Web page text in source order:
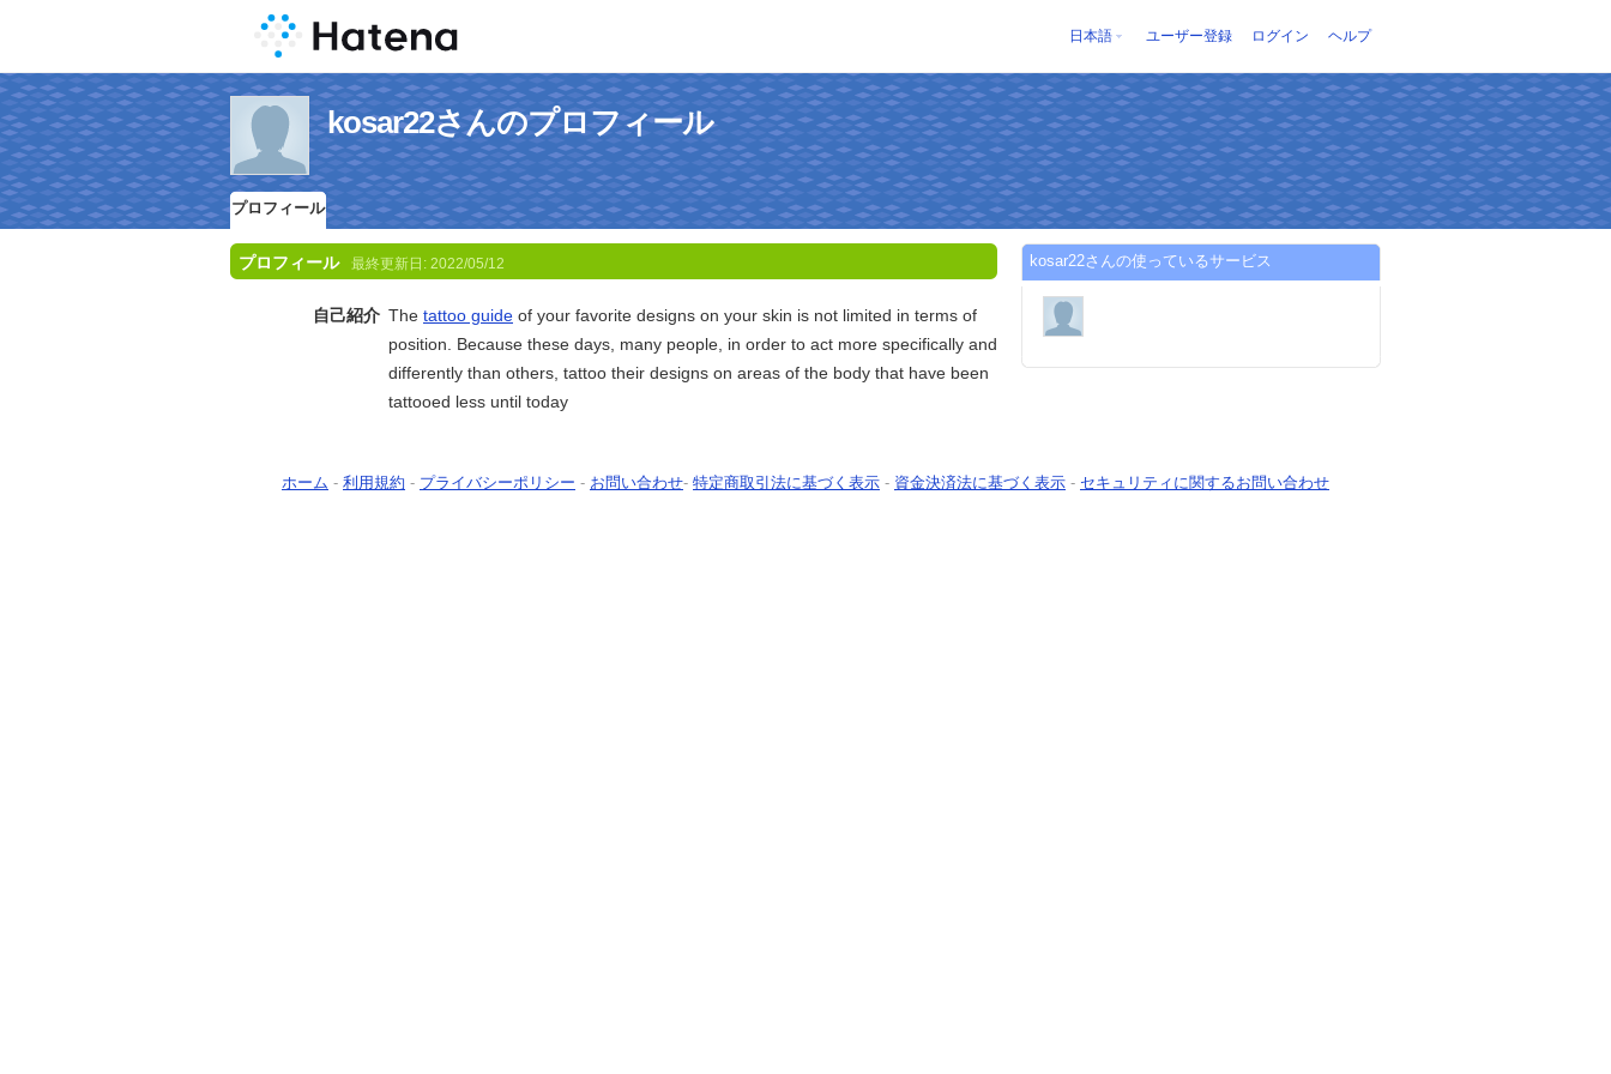
日本語 ユーザー登録 ログイン ヘルプ
kosar22さんのプロフィール
プロフィール
プロフィール 最終更新日: 2022/05/12
自己紹介 The tattoo guide of your favorite designs on your skin is not limited in terms of
position. Because these days, many people, in order to act more specifically and
differently than others, tattoo their designs on areas of the body that have been
tattooed less until today
kosar22さんの使っているサービス
ホーム - 利用規約 - プライバシーポリシー - お問い合わせ- 特定商取引法に基づく表示 - 資金決済法に基づく表示 - セキュリティに関するお問い合わせ